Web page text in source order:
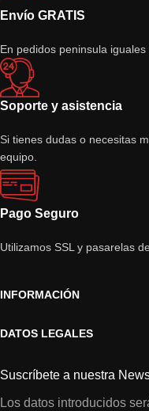
Envío GRATIS
En pedidos peninsula
Soporte y asistencia
Si tienes dudas o necesitas
equipo.
Pago Seguro
Utilizamos SSL y pasarelas
INFORMACIÓN
DATOS LEGALES
Suscríbete a nuestra
Los datos introducidos